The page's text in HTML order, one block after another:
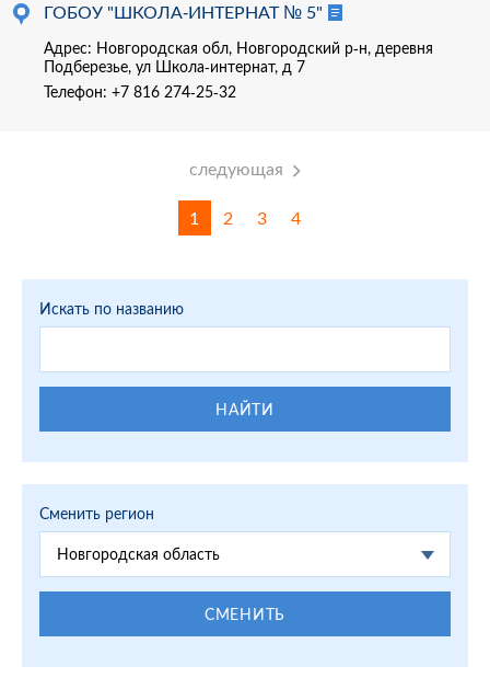
ГОБОУ "ШКОЛА-ИНТЕРНАТ № 5"
Адрес: Новгородская обл, Новгородский р-н, деревня
Подберезье, ул Школа-интернат, д 7
Телефон: +7 816 274-25-32
следующая
1 2 3 4
Искать по названию
НАЙТИ
Сменить регион
Новгородская область
СМЕНИТЬ